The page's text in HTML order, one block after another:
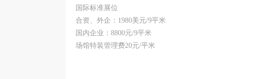
国际标准展位
合资、外企：1980美元/9平米
国内企业：8800元/9平米
场馆特装管理费20元/平米